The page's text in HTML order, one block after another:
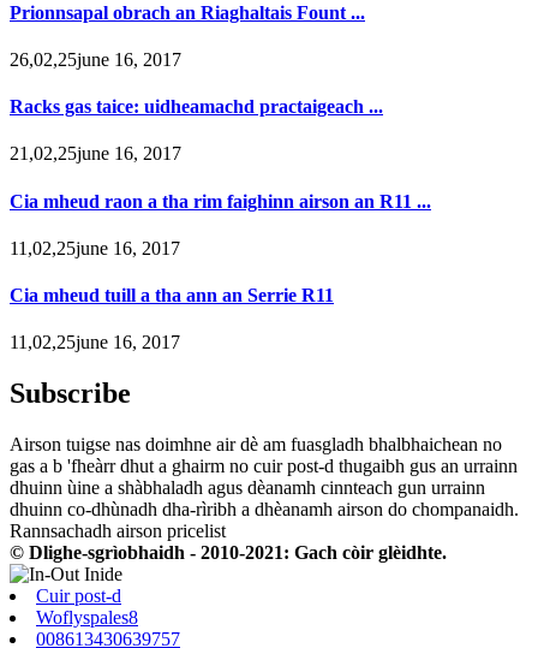
Prionnsapal obrach an Riaghaltais Fount ...
26,02,25june 16, 2017
Racks gas taice: uidheamachd practaigeach ...
21,02,25june 16, 2017
Cia mheud raon a tha rim faighinn airson an R11 ...
11,02,25june 16, 2017
Cia mheud tuill a tha ann an Serrie R11
11,02,25june 16, 2017
Subscribe
Airson tuigse nas doimhne air dè am fuasgladh bhalbhaichean no
gas a b 'fheàrr dhut a ghairm no cuir post-d thugaibh gus an urrainn
dhuinn ùine a shàbhaladh agus dèanamh cinnteach gun urrainn
dhuinn co-dhùnadh dha-rìribh a dhèanamh airson do chompanaidh.
Rannsachadh airson pricelist
© Dlighe-sgrìobhaidh - 2010-2021: Gach còir glèidhte.
Cuir post-d
Woflyspales8
008613430639757